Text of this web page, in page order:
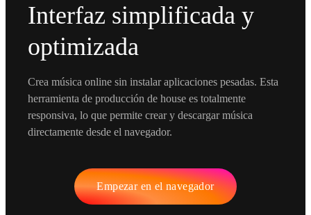
Interfaz simplificada y
optimizada
Crea música online sin instalar aplicaciones pesadas. Esta
herramienta de producción de house es totalmente
responsiva, lo que permite crear y descargar música
directamente desde el navegador.
Empezar en el navegador